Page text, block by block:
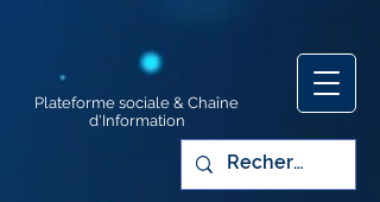
Plateforme sociale & Chaîne
d'Information